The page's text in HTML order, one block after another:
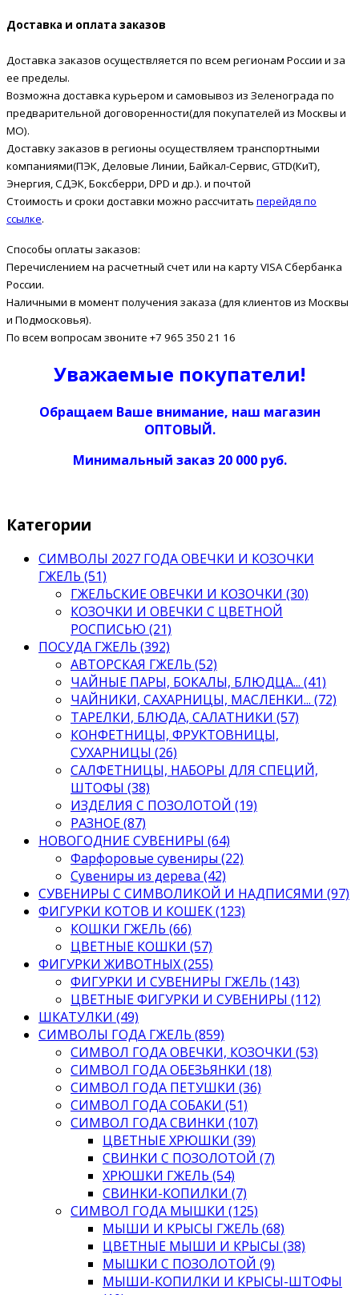
Доставка и оплата заказов
Доставка заказов осуществляется по всем регионам России и за
ее пределы.
Возможна доставка курьером и самовывоз из Зеленограда по
предварительной договоренности(для покупателей из Москвы и
МО).
Доставку заказов в регионы осуществляем транспортными
компаниями(ПЭК, Деловые Линии, Байкал-Сервис, GTD(КиТ),
Энергия, СДЭК, Боксберри, DPD и др.). и почтой
Стоимость и сроки доставки можно рассчитать перейдя по
ссылке.
Способы оплаты заказов:
Перечислением на расчетный счет или на карту VISA Сбербанка
России.
Наличными в момент получения заказа (для клиентов из Москвы
и Подмосковья).
По всем вопросам звоните +7 965 350 21 16
Уважаемые покупатели!
Обращаем Ваше внимание, наш магазин
ОПТОВЫЙ.
Минимальный заказ 20 000 руб.
Категории
СИМВОЛЫ 2027 ГОДА ОВЕЧКИ И КОЗОЧКИ
ГЖЕЛЬ (51)
ГЖЕЛЬСКИЕ ОВЕЧКИ И КОЗОЧКИ (30)
КОЗОЧКИ И ОВЕЧКИ С ЦВЕТНОЙ
РОСПИСЬЮ (21)
ПОСУДА ГЖЕЛЬ (392)
АВТОРСКАЯ ГЖЕЛЬ (52)
ЧАЙНЫЕ ПАРЫ, БОКАЛЫ, БЛЮДЦА... (41)
ЧАЙНИКИ, САХАРНИЦЫ, МАСЛЕНКИ... (72)
ТАРЕЛКИ, БЛЮДА, САЛАТНИКИ (57)
КОНФЕТНИЦЫ, ФРУКТОВНИЦЫ,
СУХАРНИЦЫ (26)
САЛФЕТНИЦЫ, НАБОРЫ ДЛЯ СПЕЦИЙ,
ШТОФЫ (38)
ИЗДЕЛИЯ С ПОЗОЛОТОЙ (19)
РАЗНОЕ (87)
НОВОГОДНИЕ СУВЕНИРЫ (64)
Фарфоровые сувениры (22)
Сувениры из дерева (42)
СУВЕНИРЫ С СИМВОЛИКОЙ И НАДПИСЯМИ (97)
ФИГУРКИ КОТОВ И КОШЕК (123)
КОШКИ ГЖЕЛЬ (66)
ЦВЕТНЫЕ КОШКИ (57)
ФИГУРКИ ЖИВОТНЫХ (255)
ФИГУРКИ И СУВЕНИРЫ ГЖЕЛЬ (143)
ЦВЕТНЫЕ ФИГУРКИ И СУВЕНИРЫ (112)
ШКАТУЛКИ (49)
СИМВОЛЫ ГОДА ГЖЕЛЬ (859)
СИМВОЛ ГОДА ОВЕЧКИ, КОЗОЧКИ (53)
СИМВОЛ ГОДА ОБЕЗЬЯНКИ (18)
СИМВОЛ ГОДА ПЕТУШКИ (36)
СИМВОЛ ГОДА СОБАКИ (51)
СИМВОЛ ГОДА СВИНКИ (107)
ЦВЕТНЫЕ ХРЮШКИ (39)
СВИНКИ С ПОЗОЛОТОЙ (7)
ХРЮШКИ ГЖЕЛЬ (54)
СВИНКИ-КОПИЛКИ (7)
СИМВОЛ ГОДА МЫШКИ (125)
МЫШИ И КРЫСЫ ГЖЕЛЬ (68)
ЦВЕТНЫЕ МЫШИ И КРЫСЫ (38)
МЫШКИ С ПОЗОЛОТОЙ (9)
МЫШИ-КОПИЛКИ И КРЫСЫ-ШТОФЫ